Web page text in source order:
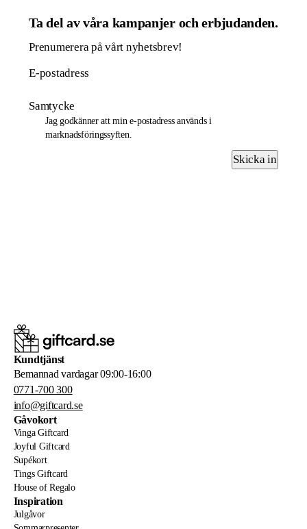
Ta del av våra kampanjer och erbjudanden.
Prenumerera på vårt nyhetsbrev!
E-postadress
Samtycke
Jag godkänner att min e-postadress används i
marknadsföringssyften.
Skicka in
Kundtjänst
Bemannad vardagar 09:00-16:00
0771-700 300
info@giftcard.se
Gåvokort
Vinga Giftcard
Joyful Giftcard
Supékort
Tings Giftcard
House of Regalo
Inspiration
Julgåvor